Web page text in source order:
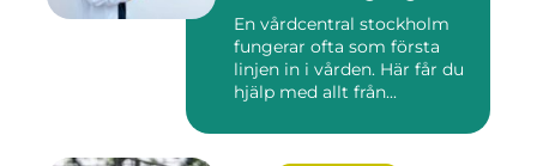
En vårdcentral stockholm
fungerar ofta som första
linjen in i vården. Här får du
hjälp med allt från...